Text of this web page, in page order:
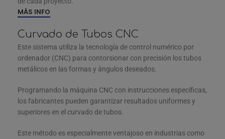
MÁS INFO
Curvado de Tubos CNC
Este sistema utiliza la tecnología de control numérico por
ordenador (CNC) para contorsionar con precisión los tubos
metálicos en las formas y ángulos deseados.
Programando la máquina CNC con instrucciones específicas,
los fabricantes pueden garantizar resultados uniformes y
superiores en el curvado de tubos.
Este método es especialmente ventajoso en industrias como